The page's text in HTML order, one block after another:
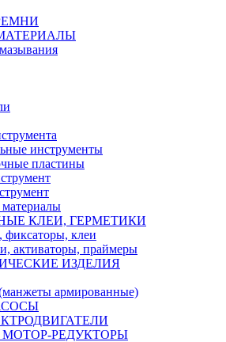
инструменты
пластины
КЛЕИ, ГЕРМЕТИКИ
фиксаторы, клеи
активаторы, праймеры
ИЗДЕЛИЯ
армированные)
РЕДУКТОРЫ